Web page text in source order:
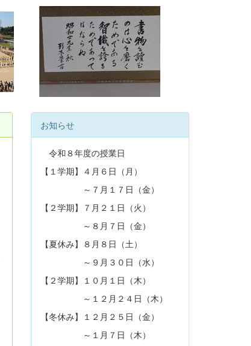
お知らせ
令和８年度の授業日
【１学期】４月６日（月）
～７月１７日（金）
【２学期】７月２１日（火）
～８月７日（金）
【夏休み】８月８日（土）
～９月３０日（水）
【２学期】１０月１日（木）
～１２月２４日（木）
【冬休み】１２月２５日（金）
～１月７日（木）